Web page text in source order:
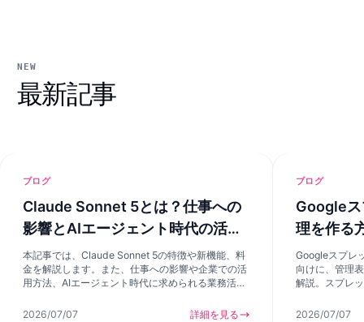
NEW
最新記事
ブログ
Claude Sonnet 5とは？仕事への
影響とAIエージェント時代の活用
方法を解説
本記事では、Claude Sonnet 5の特徴や新機能、料
金を解説します。また、仕事への影響や企業での活
用方法、AIエージェント時代に求められる業務活用
2026/07/07
詳細を見る
ブログ
Googleス
理を作る
選択肢
Googleスプレ
向けに、管理
解説。スプレ
ます。
2026/07/07